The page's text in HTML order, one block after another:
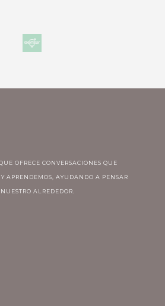
OFRECE CONVERSACIONES QUE
APRENDEMOS, AYUDANDO A PENSAR
ALREDEDOR.